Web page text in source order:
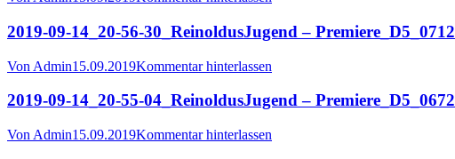
2019-09-14_20-56-30_ReinoldusJugend – Premiere_D5_0712
Von Admin15.09.2019Kommentar hinterlassen
2019-09-14_20-55-04_ReinoldusJugend – Premiere_D5_0672
Von Admin15.09.2019Kommentar hinterlassen